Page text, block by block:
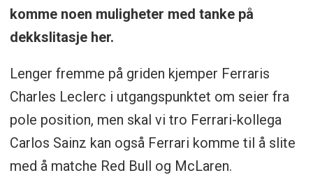
komme noen muligheter med tanke på
dekkslitasje her.
Lenger fremme på griden kjemper Ferraris
Charles Leclerc i utgangspunktet om seier fra
pole position, men skal vi tro Ferrari-kollega
Carlos Sainz kan også Ferrari komme til å slite
med å matche Red Bull og McLaren.